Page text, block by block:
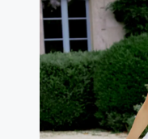
pizzo opaco
diffondono con
posteriore della
posteriore rotondo
punto vita e una
lunghezza cappella
eleganza senza